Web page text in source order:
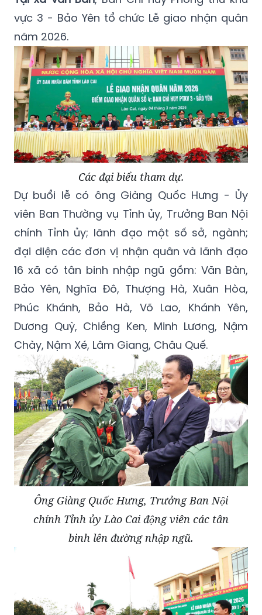
vực 3 - Bảo Yên tổ chức Lễ giao nhận quân
năm 2026.
Các đại biểu tham dự.
Dự buổi lễ có ông Giàng Quốc Hưng - Ủy
viên Ban Thường vụ Tỉnh ủy, Trưởng Ban Nội
chính Tỉnh ủy; lãnh đạo một số sở, ngành;
đại diện các đơn vị nhận quân và lãnh đạo
16 xã có tân binh nhập ngũ gồm: Văn Bàn,
Bảo Yên, Nghĩa Đô, Thượng Hà, Xuân Hòa,
Phúc Khánh, Bảo Hà, Võ Lao, Khánh Yên,
Dương Quỳ, Chiềng Ken, Minh Lương, Nậm
Chày, Nậm Xé, Lâm Giang, Châu Quế.
Ông Giàng Quốc Hưng, Trưởng Ban Nội
chính Tỉnh ủy Lào Cai động viên các tân
binh lên đường nhập ngũ.